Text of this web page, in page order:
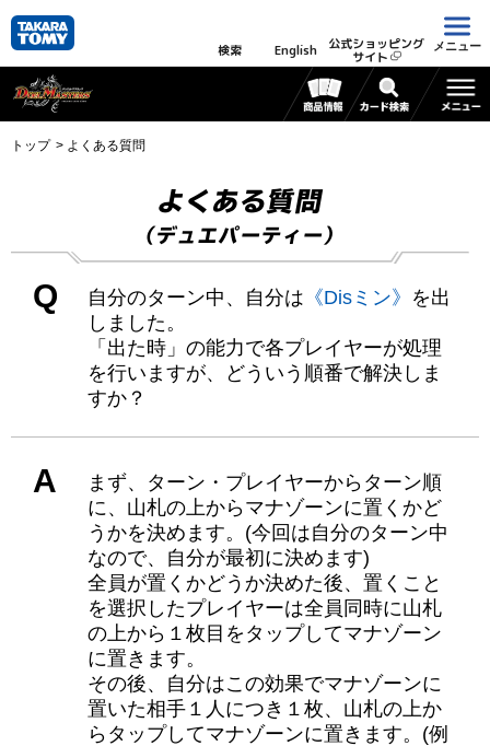
検索 English 公式ショッピング
サイト
メニュー
トップ よくある質問
よくある質問
（デュエパーティー）
Q 自分のターン中、自分は 《Disミン》 を出
しました。
「出た時」の能力で各プレイヤーが処理
を行いますが、どういう順番で解決しま
すか？
A
まず、ターン・プレイヤーからターン順
に、山札の上からマナゾーンに置くかど
うかを決めます。(今回は自分のターン中
なので、自分が最初に決めます)
全員が置くかどうか決めた後、置くこと
を選択したプレイヤーは全員同時に山札
の上から１枚目をタップしてマナゾーン
に置きます。
その後、自分はこの効果でマナゾーンに
置いた相手１人につき１枚、山札の上か
らタップしてマナゾーンに置きます。(例